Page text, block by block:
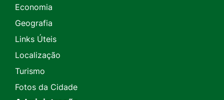
Economia
Geografia
Links Úteis
Localização
Turismo
Fotos da Cidade